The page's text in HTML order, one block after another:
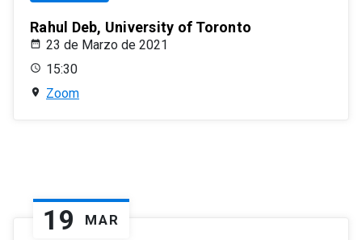
Rahul Deb, University of Toronto
23 de Marzo de 2021
15:30
Zoom
19 MAR